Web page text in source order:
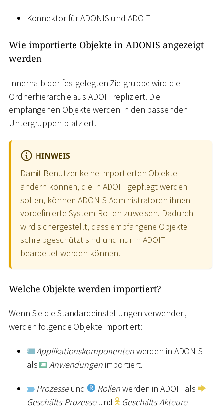
Konnektor für ADONIS und ADOIT
Wie importierte Objekte in ADONIS angezeigt
werden
Innerhalb der festgelegten Zielgruppe wird die
Ordnerhierarchie aus ADOIT repliziert. Die
empfangenen Objekte werden in den passenden
Untergruppen platziert.
HINWEIS
Damit Benutzer keine importierten Objekte
ändern können, die in ADOIT gepflegt werden
sollen, können ADONIS-Administratoren ihnen
vordefinierte System-Rollen zuweisen. Dadurch
wird sichergestellt, dass empfangene Objekte
schreibgeschützt sind und nur in ADOIT
bearbeitet werden können.
Welche Objekte werden importiert?
Wenn Sie die Standardeinstellungen verwenden,
werden folgende Objekte importiert:
Applikationskomponentenwerden in ADONIS
als
Anwendungen importiert.
Prozesseund Rollenwerden in ADOIT als
Geschäfts-Prozesseund
Geschäfts-Akteure